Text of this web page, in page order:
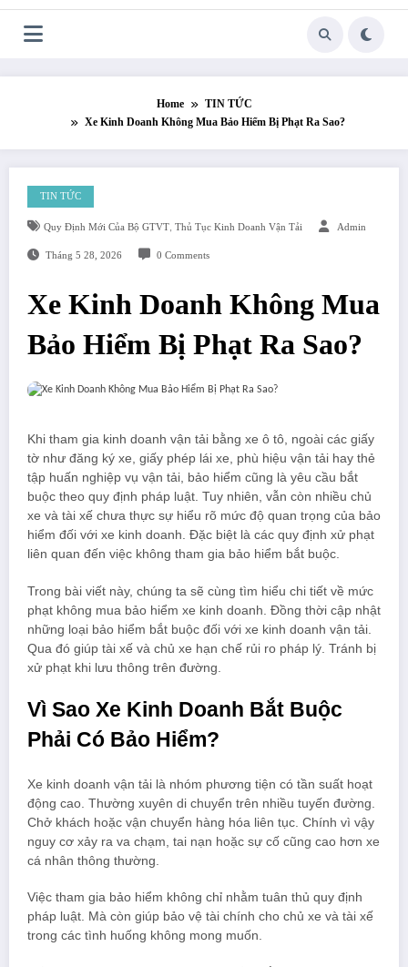
Skip
content
Home
TIN TỨC
Xe Kinh Doanh Không Mua Bảo Hiểm Bị Phạt Ra Sao?
TIN TỨC
Quy Định Mới Của Bộ GTVT, Thủ Tục Kinh Doanh Vận Tải Admin
Tháng 5 28, 2026 0 Comments
Xe Kinh Doanh Không Mua
Bảo Hiểm Bị Phạt Ra Sao?
Khi tham gia kinh doanh vận tải bằng xe ô tô, ngoài các giấy
tờ như đăng ký xe, giấy phép lái xe, phù hiệu vận tải hay thẻ
tập huấn nghiệp vụ vận tải, bảo hiểm cũng là yêu cầu bắt
buộc theo quy định pháp luật. Tuy nhiên, vẫn còn nhiều chủ
xe và tài xế chưa thực sự hiểu rõ mức độ quan trọng của bảo
hiểm đối với xe kinh doanh. Đặc biệt là các quy định xử phạt
liên quan đến việc không tham gia bảo hiểm bắt buộc.
Trong bài viết này, chúng ta sẽ cùng tìm hiểu chi tiết về mức
phạt không mua bảo hiểm xe kinh doanh. Đồng thời cập nhật
những loại bảo hiểm bắt buộc đối với xe kinh doanh vận tải.
Qua đó giúp tài xế và chủ xe hạn chế rủi ro pháp lý. Tránh bị
xử phạt khi lưu thông trên đường.
Vì Sao Xe Kinh Doanh Bắt Buộc
Phải Có Bảo Hiểm?
Xe kinh doanh vận tải là nhóm phương tiện có tần suất hoạt
động cao. Thường xuyên di chuyển trên nhiều tuyến đường.
Chở khách hoặc vận chuyển hàng hóa liên tục. Chính vì vậy
nguy cơ xảy ra va chạm, tai nạn hoặc sự cố cũng cao hơn xe
cá nhân thông thường.
Việc tham gia bảo hiểm không chỉ nhằm tuân thủ quy định
pháp luật. Mà còn giúp bảo vệ tài chính cho chủ xe và tài xế
trong các tình huống không mong muốn.